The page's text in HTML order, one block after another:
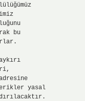
bu
yasal